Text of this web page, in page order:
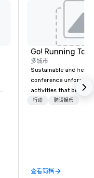
Go! Running
多城市
Sustainable and
conference
activities that boost
lower carbon
行动 聘请娱乐
查看简档